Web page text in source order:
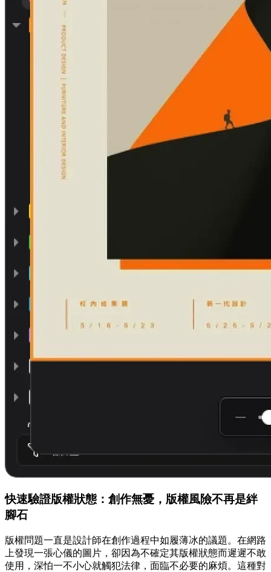
快速驗證版權狀態：創作無憂，版權風險不再是絆
腳石
版權問題一直是設計師在創作過程中如履薄冰的議題。在網路
上發現一張心儀的圖片，卻因為不確定其版權狀態而遲遲不敢
使用，深怕一不小心就觸犯法律，面臨不必要的麻煩。這種對